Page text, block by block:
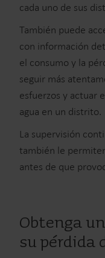
cada uno de sus
También puede
con información
el consumo y la
seguir más
esfuerzos y actuar
agua en un distrito.
La supervisión
también le
antes de que
Obtenga
su pérdida